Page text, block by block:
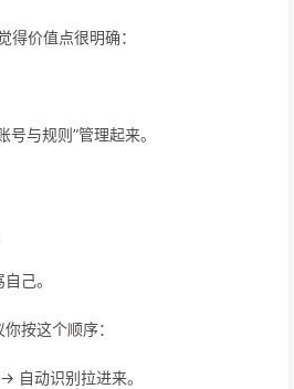
得价值点很明确：
与规则”管理起来。
己。
按这个顺序：
自动识别拉进来。